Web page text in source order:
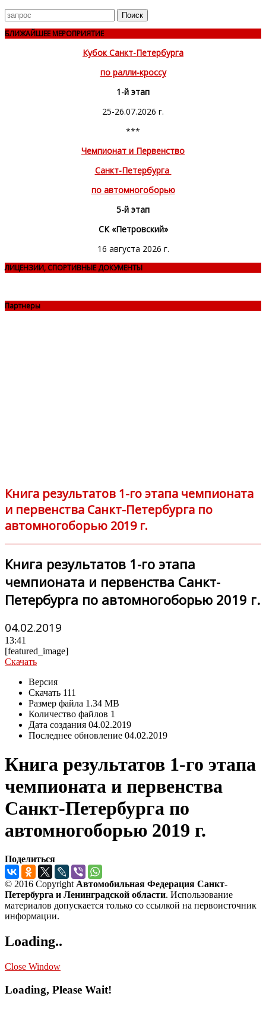
Поиск
для
БЛИЖАЙШЕЕ МЕРОПРИЯТИЕ
Кубок Санкт-Петербурга
по ралли-кроссу
1-й этап
25-26.07.2026 г.
***
Чемпионат и Первенство
Санкт-Петербурга
по автомногоборью
5-й этап
СК «Петровский»
16 августа 2026 г.
ЛИЦЕНЗИИ, СПОРТИВНЫЕ ДОКУМЕНТЫ
Партнеры
Книга результатов 1-го этапа чемпионата
и первенства Санкт-Петербурга по
автомногоборью 2019 г.
Книга результатов 1-го этапа
чемпионата и первенства Санкт-
Петербурга по автомногоборью 2019 г.
04.02.2019
13:41
[featured_image]
Скачать
Версия
Скачать 111
Размер файла 1.34 MB
Количество файлов 1
Дата создания 04.02.2019
Последнее обновление 04.02.2019
Книга результатов 1-го этапа
чемпионата и первенства
Санкт-Петербурга по
автомногоборью 2019 г.
Поделиться
© 2016 CopyrightАвтомобильная Федерация Санкт-
Петербурга и Ленинградской области. Использование
материалов допускается только со ссылкой на первоисточник
информации.
Loading..
Close Window
Loading, Please Wait!